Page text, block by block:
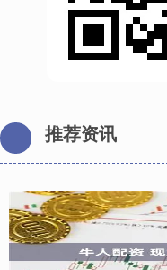
推荐资讯